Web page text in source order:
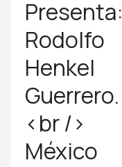
Presenta:
Rodolfo
Henkel
Guerrero.
<br />
México